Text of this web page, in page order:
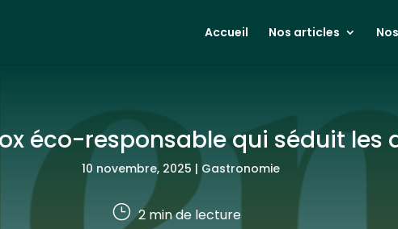
Accueil Nos articles
éco-responsable qui séduit les
10 novembre, 2025 | Gastronomie
} 2 min de lecture